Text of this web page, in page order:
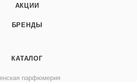
АКЦИИ
БРЕНДЫ
КАТАЛОГ
парфюмерия